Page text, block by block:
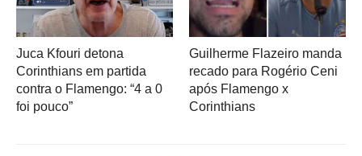
Juca Kfouri detona
Corinthians em partida
contra o Flamengo: “4 a 0
foi pouco”
Guilherme Flazeiro manda
recado para Rogério Ceni
após Flamengo x
Corinthians